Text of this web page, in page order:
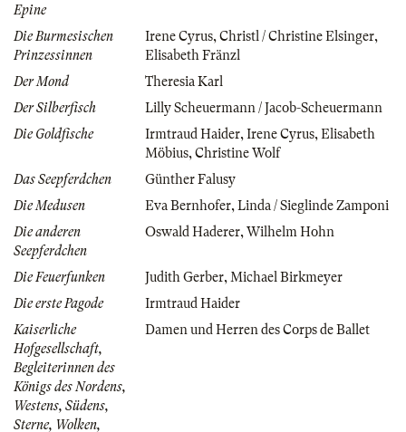
Epine
Die Burmesischen
Prinzessinnen
Irene Cyrus,Christl / Christine Elsinger,
Elisabeth Fränzl
Der Mond
Theresia Karl
Der Silberfisch
Lilly Scheuermann / Jacob-Scheuermann
Die Goldfische
Irmtraud Haider,Irene Cyrus,Elisabeth
Möbius,Christine Wolf
Das Seepferdchen
Günther Falusy
Die Medusen
Eva Bernhofer,Linda / Sieglinde Zamponi
Die anderen
Seepferdchen
Oswald Haderer,Wilhelm Hohn
Die Feuerfunken Judith Gerber,Michael Birkmeyer
Die erste Pagode
Irmtraud Haider
Kaiserliche
Hofgesellschaft,
Begleiterinnen des
Königs des Nordens,
Westens, Südens,
Sterne, Wolken,
Damen und Herren des Corps de Ballet